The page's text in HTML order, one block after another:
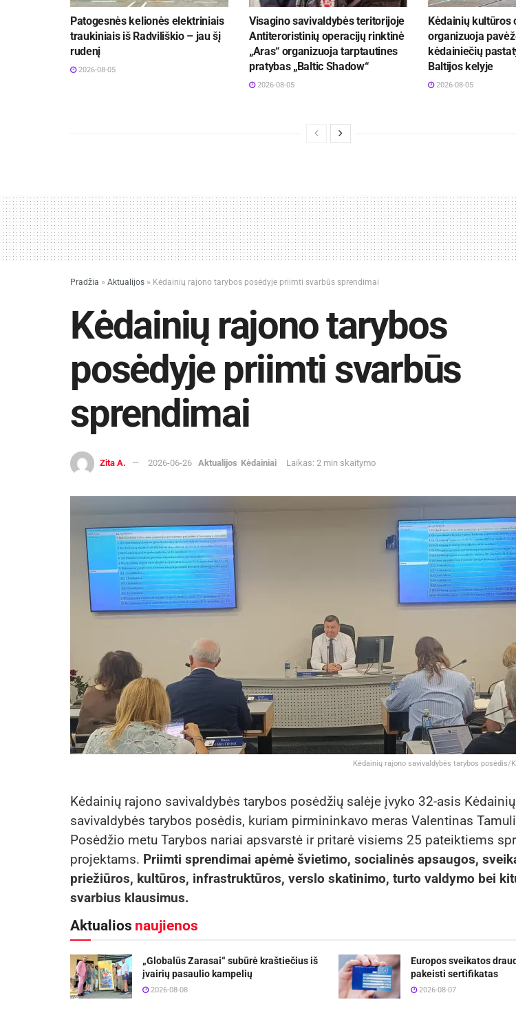
Patogesnės kelionės elektriniais
traukiniais iš Radviliškio – jau šį
rudenį
2026-08-05
Visagino savivaldybės teritorijoje
Antiteroristinių operacijų rinktinė
„Aras“ organizuoja tarptautines
pratybas „Baltic Shadow“
2026-08-05
Kėdainių kultūros
organizuoja
kėdainiečių
Baltijos kelyje
2026-08-05
Pradžia » Aktualijos » Kėdainių rajono tarybos posėdyje priimti svarbūs sprendimai
Kėdainių rajono tarybos
posėdyje priimti svarbūs
sprendimai
Zita A. 2026-06-26 Aktualijos Kėdainiai Laikas: 2 min skaitymo
Kėdainių rajono savivaldybės tarybos posėdis/
Kėdainių rajono savivaldybės tarybos posėdžių salėje įvyko 32-asis
savivaldybės tarybos posėdis, kuriam pirmininkavo meras Valentinas
Posėdžio metu Tarybos nariai apsvarstė ir pritarė visiems 25 pateiktiems
projektams. Priimti sprendimai apėmė švietimo, socialinės apsaugos,
priežiūros, kultūros, infrastruktūros, verslo skatinimo, turto valdymo bei
svarbius klausimus.
Aktualios naujienos
„Globalūs Zarasai“ subūrė kraštiečius iš
įvairių pasaulio kampelių
2026-08-08
Europos sveikatos
pakeisti sertifikatas
2026-08-07